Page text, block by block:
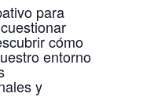
para
cómo
entorno
y